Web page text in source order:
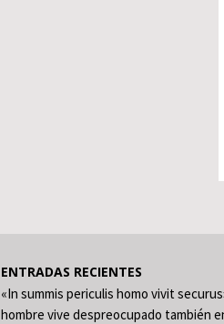
ENTRADAS RECIENTES
«In summis periculis homo vivit
hombre vive despreocupado también